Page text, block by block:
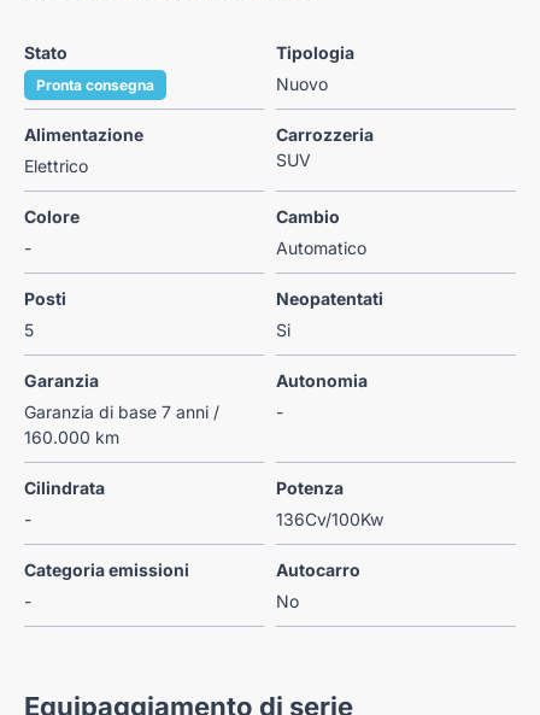
Stato
Pronta consegna
Tipologia
Nuovo
Alimentazione
Elettrico
Carrozzeria
SUV
Colore
-
Cambio
Automatico
Posti
5
Neopatentati
Si
Garanzia
Garanzia di base 7 anni /
160.000 km
Autonomia
-
Cilindrata
-
Potenza
136Cv/100Kw
Categoria emissioni
-
Autocarro
No
Equipaggiamento di serie